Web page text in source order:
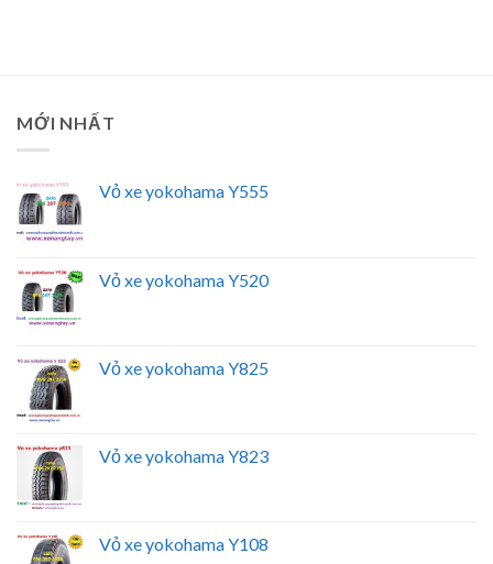
MỚI NHẤT
Vỏ xe yokohama Y555
Vỏ xe yokohama Y520
Vỏ xe yokohama Y825
Vỏ xe yokohama Y823
Vỏ xe yokohama Y108